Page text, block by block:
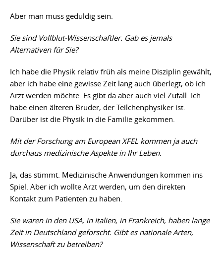
Aber man muss geduldig sein.
Sie sind Vollblut-Wissenschaftler. Gab es jemals
Alternativen für Sie?
Ich habe die Physik relativ früh als meine Disziplin gewählt,
aber ich habe eine gewisse Zeit lang auch überlegt, ob ich
Arzt werden möchte. Es gibt da aber auch viel Zufall. Ich
habe einen älteren Bruder, der Teilchenphysiker ist.
Darüber ist die Physik in die Familie gekommen.
Mit der Forschung am European XFEL kommen ja auch
durchaus medizinische Aspekte in Ihr Leben.
Ja, das stimmt. Medizinische Anwendungen kommen ins
Spiel. Aber ich wollte Arzt werden, um den direkten
Kontakt zum Patienten zu haben.
Sie waren in den USA, in Italien, in Frankreich, haben lange
Zeit in Deutschland geforscht. Gibt es nationale Arten,
Wissenschaft zu betreiben?